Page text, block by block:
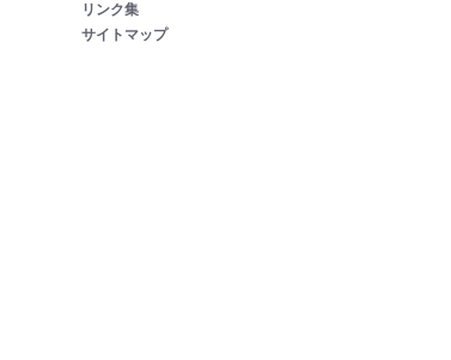
リンク集
サイトマップ